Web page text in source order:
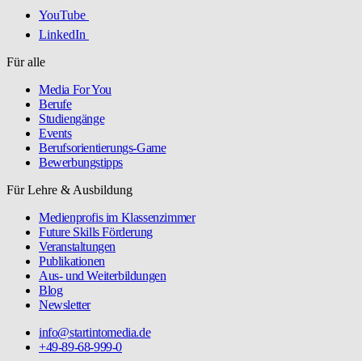
YouTube
LinkedIn
Für alle
Media For You
Berufe
Studiengänge
Events
Berufsorientierungs-Game
Bewerbungstipps
Für Lehre & Ausbildung
Medienprofis im Klassenzimmer
Future Skills Förderung
Veranstaltungen
Publikationen
Aus- und Weiterbildungen
Blog
Newsletter
info@startintomedia.de
+49-89-68-999-0